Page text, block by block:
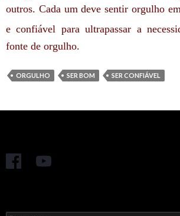
outros. Cada um deve sentir orgulho
e confiável para ultrapassar a
fonte de orgulho.
ORGULHO SER BOM SER CONFIÁVEL